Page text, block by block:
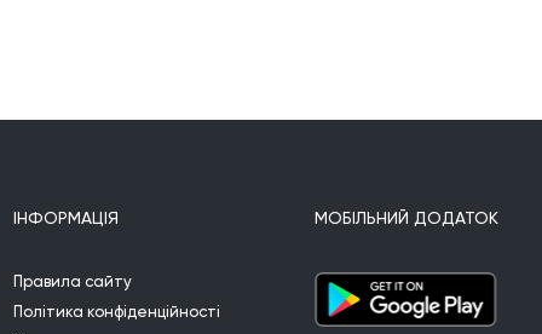
ІНФОРМАЦІЯ
Правила сайту
Політика конфіденційності
МОБІЛЬНИЙ ДОДАТОК